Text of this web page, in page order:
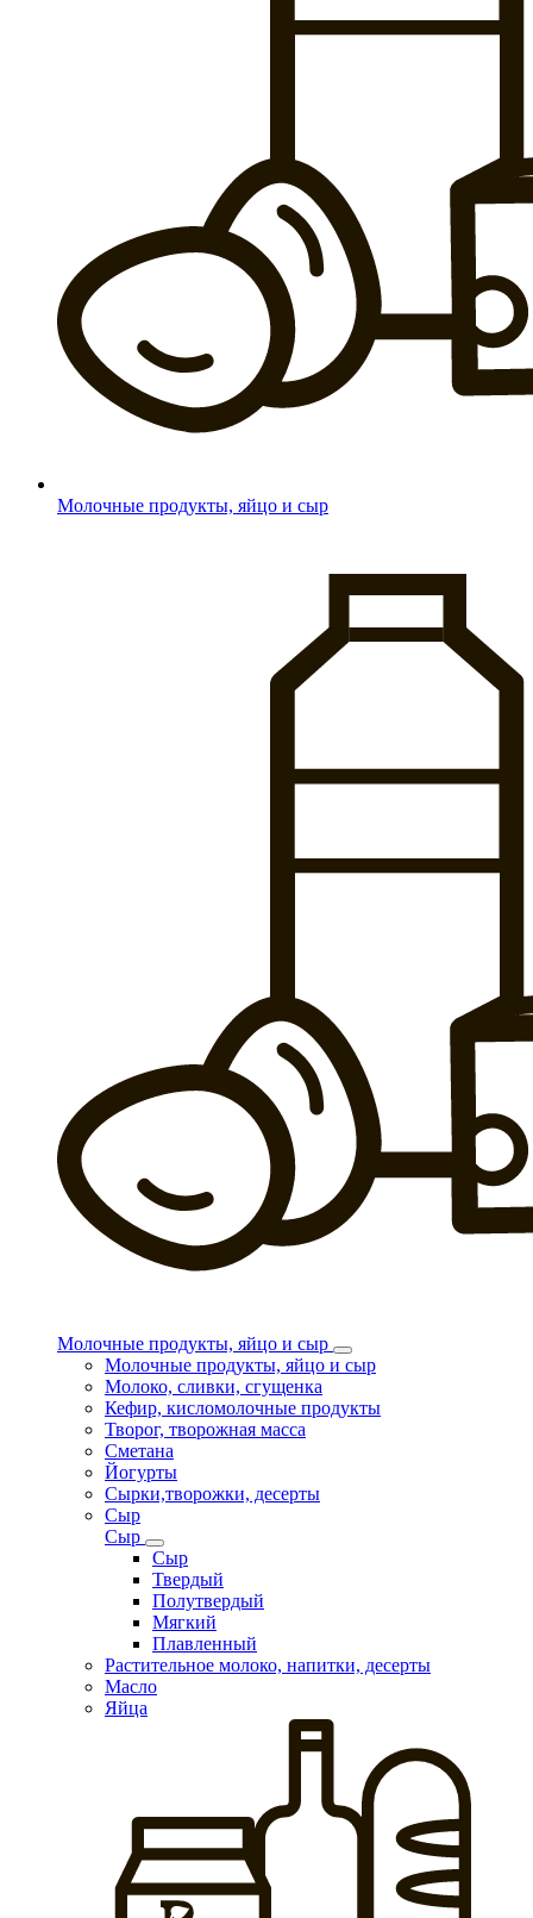
Молочные продукты, яйцо и сыр
Молочные продукты, яйцо и сыр
Молочные продукты, яйцо и сыр
Молоко, сливки, сгущенка
Кефир, кисломолочные продукты
Творог, творожная масса
Сметана
Йогурты
Сырки,творожки, десерты
Сыр
Сыр
Сыр
Твердый
Полутвердый
Мягкий
Плавленный
Растительное молоко, напитки, десерты
Масло
Яйца